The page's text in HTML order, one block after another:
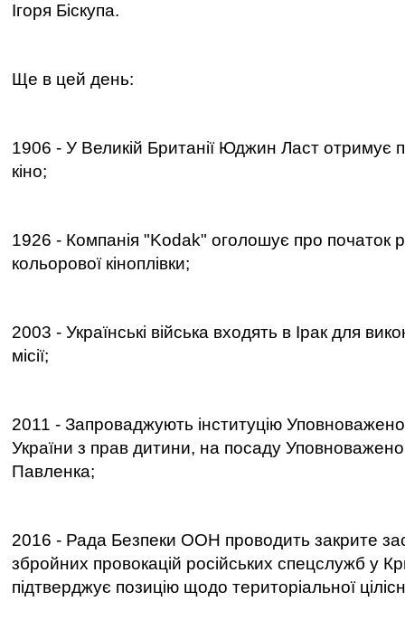
Ігоря Біскупа.
Ще в цей день:
1906 - У Великій Британії Юджин Ласт отримує
кіно;
1926 - Компанія "Kodak" оголошує про початок
кольорової кіноплівки;
2003 - Українські війська входять в Ірак для
місії;
2011 - Запроваджують інституцію
України з прав дитини, на посаду
Павленка;
2016 - Рада Безпеки ООН проводить закрите
збройних провокацій російських спецслужб у
підтверджує позицію щодо територіальної